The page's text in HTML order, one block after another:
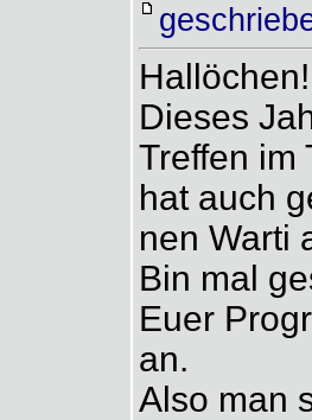
Hallöchen!
Dieses
Treffen im
hat auch
nen Warti
Bin mal
Euer
an.
Also man